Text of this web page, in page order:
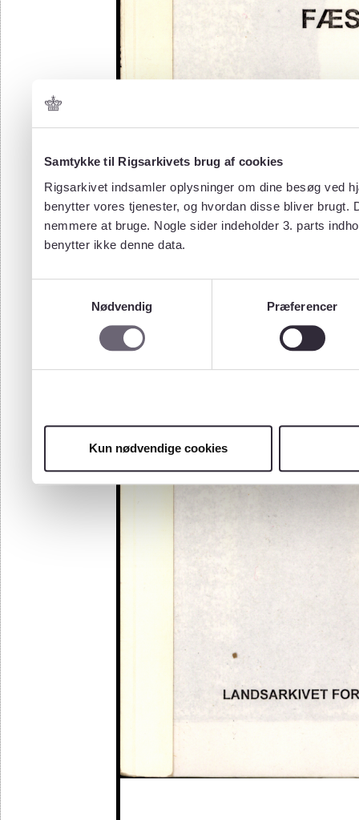
Samtykke til Rigsarkivets brug af cookies
Rigsarkivet indsamler oplysninger om dine besøg ved
benytter vores tjenester, og hvordan disse bliver
nemmere at bruge. Nogle sider indeholder 3. parts
benytter ikke denne data.
Nødvendig
Præferencer
Kun nødvendige cookies